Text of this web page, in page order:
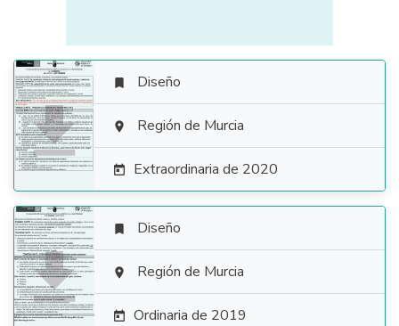

 Diseño
 Región de Murcia
 Extraordinaria de 2020

 Diseño
 Región de Murcia
 Ordinaria de 2019